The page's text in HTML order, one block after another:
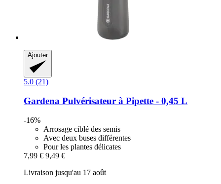
Ajouter
5.0 (21)
Gardena Pulvérisateur à Pipette -​ 0,45 L
-16%
Arrosage ciblé des semis
Avec deux buses différentes
Pour les plantes délicates
7,99 € 9,49 €
Livraison jusqu'au 17 août